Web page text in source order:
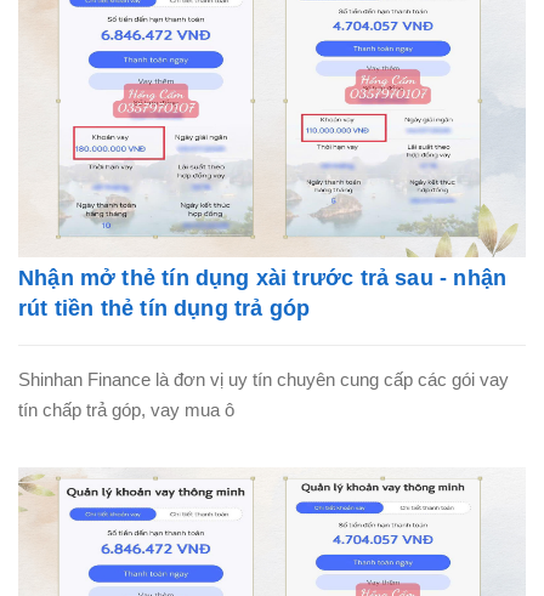
Nhận mở thẻ tín dụng xài trước trả sau - nhận
rút tiền thẻ tín dụng trả góp
Shinhan Finance là đơn vị uy tín chuyên cung cấp các gói vay
tín chấp trả góp, vay mua ô